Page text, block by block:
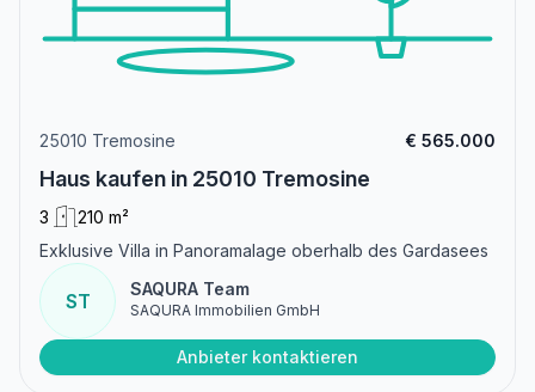
25010 Tremosine € 565.000
Haus kaufen in 25010 Tremosine
3
210 m²
Exklusive Villa in Panoramalage oberhalb des Gardasees
ST
SAQURA Team
SAQURA Immobilien GmbH
Anbieter kontaktieren